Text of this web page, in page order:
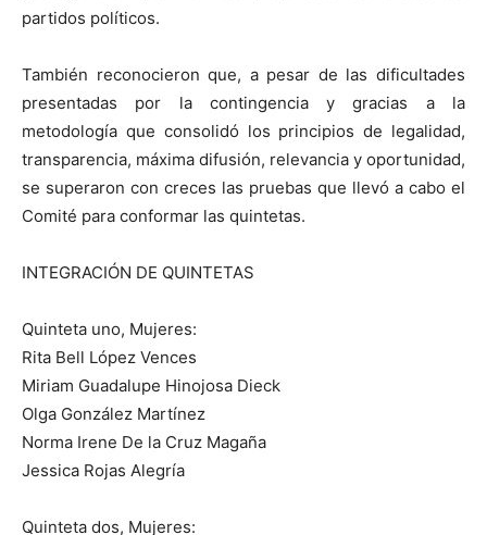
partidos políticos.
También reconocieron que, a pesar de las dificultades
presentadas por la contingencia y gracias a la
metodología que consolidó los principios de legalidad,
transparencia, máxima difusión, relevancia y oportunidad,
se superaron con creces las pruebas que llevó a cabo el
Comité para conformar las quintetas.
INTEGRACIÓN DE QUINTETAS
Quinteta uno, Mujeres:
Rita Bell López Vences
Miriam Guadalupe Hinojosa Dieck
Olga González Martínez
Norma Irene De la Cruz Magaña
Jessica Rojas Alegría
Quinteta dos, Mujeres: